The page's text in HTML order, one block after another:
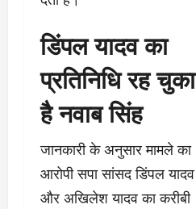
डिंपल यादव का
प्रतिनिधि रह चुका
है नवाब सिंह
जानकारी के अनुसार मामले का
आरोपी सपा सांसद डिंपल यादव
और अखिलेश यादव का करीबी